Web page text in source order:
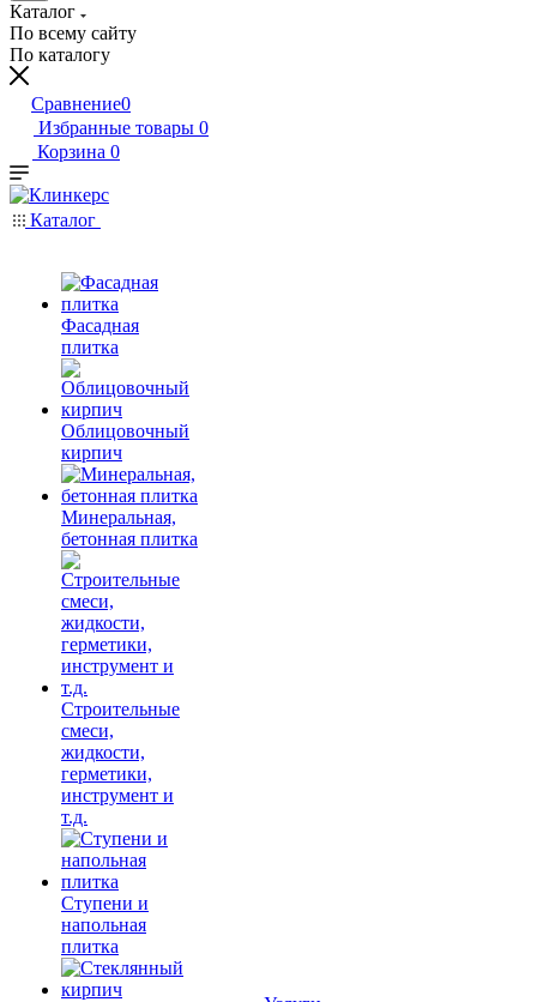
Каталог
По всему сайту
По каталогу
Сравнение0
Избранные товары 0
Корзина 0
Каталог
Фасадная
плитка
Облицовочный
кирпич
Минеральная,
бетонная плитка
Строительные
смеси,
жидкости,
герметики,
инструмент и
т.д.
Ступени и
напольная
плитка